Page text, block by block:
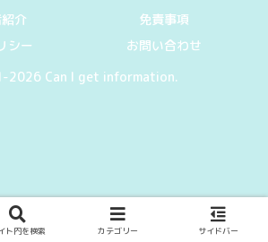
介
免責事項
シー
お問い合わせ
2026 Can I get information.
ト内を検索 カテゴリー サイドバー